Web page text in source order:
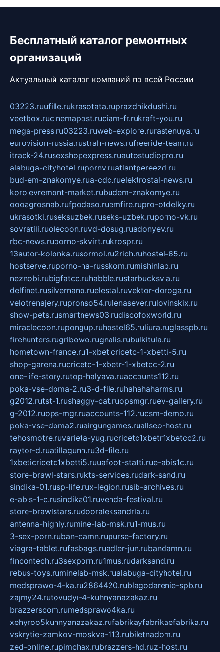
Бесплатный каталог ремонтных
организаций
Актуальный каталог компаний по всей России
03223.ruufille.rukrasotata.ruprazdnikdushi.ru
veetbox.rucinemapost.ruciam-fr.rukraft-you.ru
mega-press.ru03223.ruweb-explore.rurastenuya.ru
eurovision-russia.rustrah-news.rufreeride-team.ru
itrack-24.rusexshopexpress.ruautostudiopro.ru
alabuga-cityhotel.rupornv.ruatlantpereezd.ru
bud-em-znakomye.rua-cdc.ruelektrostal-news.ru
korolevremont-market.rubudem-znakomye.ru
oooagrosnab.rufpodaso.ruemfire.rupro-otdelky.ru
ukrasotki.ruseksuzbek.ruseks-uzbek.ruporno-vk.ru
sovratili.ruolecoon.ruvd-dosug.ruadonyev.ru
rbc-news.ruporno-skvirt.rukrospr.ru
13autor-kolonka.rusormol.ru2rich.ruhostel-65.ru
hostserve.ruporno-na-russkom.rumishinlab.ru
neznobi.rubigfatcc.ruhabble.rustarbucksvia.ru
delfinet.rusilvernano.ruelestal.ruvektor-doroga.ru
velotrenajery.rupronso54.rulenasever.rulovinskix.ru
show-pets.rusmartnews03.rudiscofoxworld.ru
miraclecoon.rupongup.ruhostel65.ruliura.ruglasspb.ru
firehunters.rugribowo.rugnalis.rubulkitula.ru
hometown-france.ru1-xbeticricetc-1-xbetti-5.ru
shop-garena.rucricetc-1-xbetr-1-xbetcc-2.ru
one-life-story.rutop-halyava.ruaccounts112.ru
poka-vse-doma-2.ru3-d-file.ruhahahaharms.ru
g2012.rutst-1.rushaggy-cat.ruopsmgr.ruev-gallery.ru
g-2012.ruops-mgr.ruaccounts-112.rucsm-demo.ru
poka-vse-doma2.ruairgungames.ruallseo-host.ru
tehosmotre.ruvarieta-yug.rucricetc1xbetr1xbetcc2.ru
raytor-d.ruatillagunn.ru3d-file.ru
1xbeticricetc1xbetti5.ruuafoot-statti.rue-abis1c.ru
store-brawl-stars.rukts-services.rudark-sand.ru
sindika-01.rusp-life.rux-legion.rusib-archives.ru
e-abis-1-c.rusindika01.ruvenda-festival.ru
store-brawlstars.rudooraleksandria.ru
antenna-highly.rumine-lab-msk.ru1-mus.ru
3-sex-porn.ruban-damn.rupurse-factory.ru
viagra-tablet.rufasbags.ruadler-jun.rubandamn.ru
fincontech.ru3sexporn.ru1mus.rudarksand.ru
rebus-toys.ruminelab-msk.rualabuga-cityhotel.ru
medsprawo-4-ka.ru2864420.rublagodarenie-spb.ru
zajmy24.rutovudyi-4-kuhnyanazakaz.ru
brazzerscom.rumedsprawo4ka.ru
xehyroo5kuhnyanazakaz.rufabrikayfabrikaefabrika.ru
vskrytie-zamkov-moskva-113.rubiletnadom.ru
zed-online.rupimchax.rubrazzers-hd.ruz-host.ru